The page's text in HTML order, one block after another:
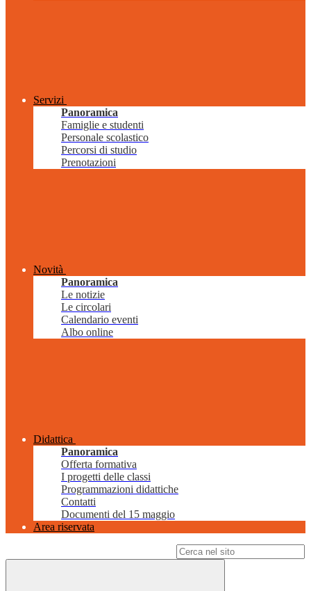
Servizi
Panoramica
Famiglie e studenti
Personale scolastico
Percorsi di studio
Prenotazioni
Novità
Panoramica
Le notizie
Le circolari
Calendario eventi
Albo online
Didattica
Panoramica
Offerta formativa
I progetti delle classi
Programmazioni didattiche
Contatti
Documenti del 15 maggio
Area riservata